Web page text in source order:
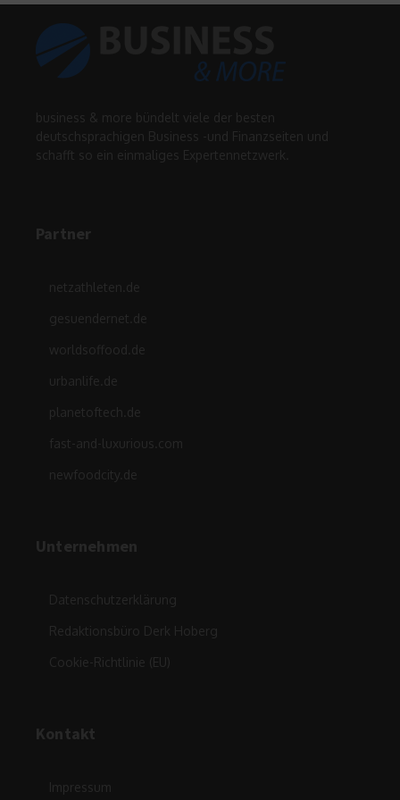
business & more bündelt viele der besten
deutschsprachigen Business -und Finanzseiten und
schafft so ein einmaliges Expertennetzwerk.
Partner
netzathleten.de
gesuendernet.de
worldsoffood.de
urbanlife.de
planetoftech.de
fast-and-luxurious.com
newfoodcity.de
Unternehmen
Datenschutzerklärung
Redaktionsbüro Derk Hoberg
Cookie-Richtlinie (EU)
Kontakt
Impressum